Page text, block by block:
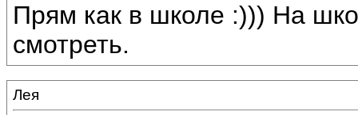
Прям как в школе :))) На
смотреть.
Лея